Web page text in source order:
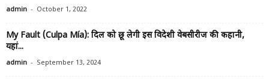
admin - October 1, 2022
My Fault (Culpa Mía): दिल को छू लेगी इस विदेशी वेबसीरीज की कहानी,
यहां...
admin - September 13, 2024